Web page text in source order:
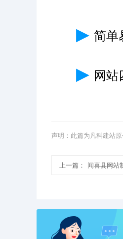
▶ 简单
▶ 网站
声明：此篇为凡科建站
上一篇： 闻喜县网站